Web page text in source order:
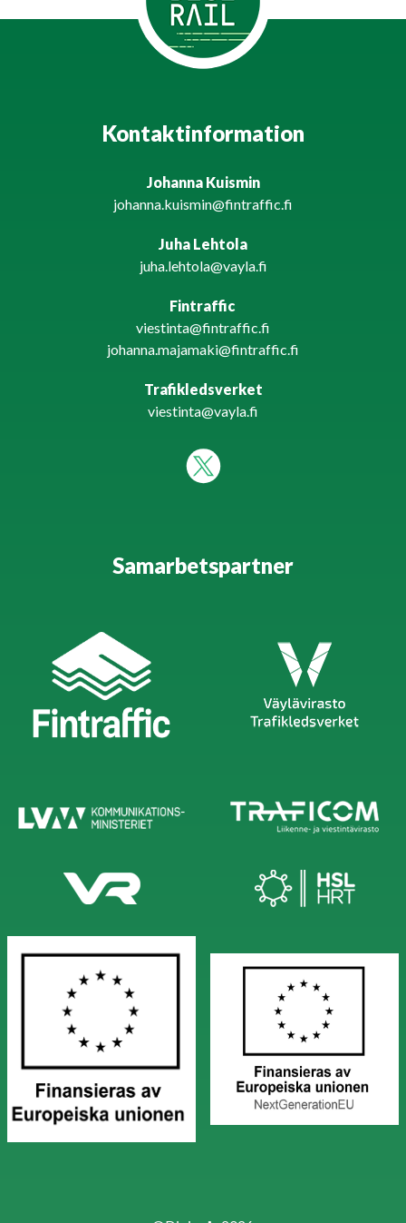
Kontaktinformation
Johanna Kuismin
johanna.kuismin@fintraffic.fi
Juha Lehtola
juha.lehtola@vayla.fi
Fintraffic
viestinta@fintraffic.fi
johanna.majamaki@fintraffic.fi
Trafikledsverket
viestinta@vayla.fi
Samarbetspartner